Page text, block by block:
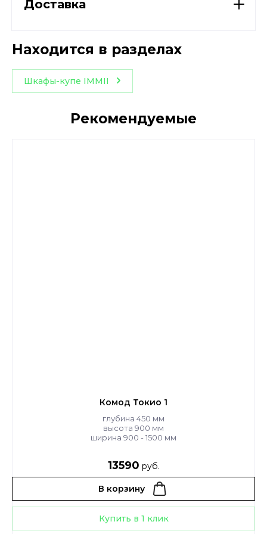
Доставка
Находится в разделах
Шкафы-купе IMMII
Рекомендуемые
Комод Токио 1
глубина 450 мм
высота 900 мм
ширина 900 - 1500 мм
13590 руб.
В корзину
Купить в 1 клик